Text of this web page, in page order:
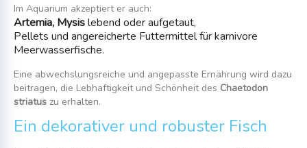
Im Aquarium akzeptiert er auch:
Artemia, Mysislebend oder aufgetaut,
Pellets und angereicherte Futtermittel für karnivore
Meerwasserfische.
Eine abwechslungsreiche und angepasste Ernährung wird dazu
beitragen, die Lebhaftigkeit und Schönheit des Chaetodon
striatus zu erhalten.
Ein dekorativer und robuster Fisch